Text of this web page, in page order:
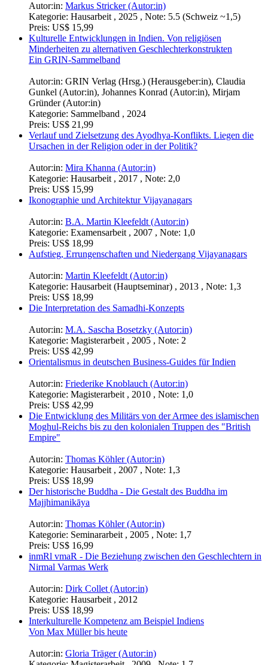
Autor:in: Markus Stricker (Autor:in)
Kategorie: Hausarbeit , 2025 , Note: 5.5 (Schweiz ~1,5)
Preis: US$ 15,99
Kulturelle Entwicklungen in Indien. Von religiösen
Minderheiten zu alternativen Geschlechterkonstrukten
Ein GRIN-Sammelband
Autor:in: GRIN Verlag (Hrsg.) (Herausgeber:in), Claudia
Gunkel (Autor:in), Johannes Konrad (Autor:in), Mirjam
Gründer (Autor:in)
Kategorie: Sammelband , 2024
Preis: US$ 21,99
Verlauf und Zielsetzung des Ayodhya-Konflikts. Liegen die
Ursachen in der Religion oder in der Politik?
Autor:in: Mira Khanna (Autor:in)
Kategorie: Hausarbeit , 2017 , Note: 2,0
Preis: US$ 15,99
Ikonographie und Architektur Vijayanagars
Autor:in: B.A. Martin Kleefeldt (Autor:in)
Kategorie: Examensarbeit , 2007 , Note: 1,0
Preis: US$ 18,99
Aufstieg, Errungenschaften und Niedergang Vijayanagars
Autor:in: Martin Kleefeldt (Autor:in)
Kategorie: Hausarbeit (Hauptseminar) , 2013 , Note: 1,3
Preis: US$ 18,99
Die Interpretation des Samadhi-Konzepts
Autor:in: M.A. Sascha Bosetzky (Autor:in)
Kategorie: Magisterarbeit , 2005 , Note: 2
Preis: US$ 42,99
Orientalismus in deutschen Business-Guides für Indien
Autor:in: Friederike Knoblauch (Autor:in)
Kategorie: Magisterarbeit , 2010 , Note: 1,0
Preis: US$ 42,99
Die Entwicklung des Militärs von der Armee des islamischen
Moghul-Reichs bis zu den kolonialen Truppen des "British
Empire"
Autor:in: Thomas Köhler (Autor:in)
Kategorie: Hausarbeit , 2007 , Note: 1,3
Preis: US$ 18,99
Der historische Buddha - Die Gestalt des Buddha im
Majjhimanikāya
Autor:in: Thomas Köhler (Autor:in)
Kategorie: Seminararbeit , 2005 , Note: 1,7
Preis: US$ 16,99
inmRl vmaR - Die Beziehung zwischen den Geschlechtern in
Nirmal Varmas Werk
Autor:in: Dirk Collet (Autor:in)
Kategorie: Hausarbeit , 2012
Preis: US$ 18,99
Interkulturelle Kompetenz am Beispiel Indiens
Von Max Müller bis heute
Autor:in: Gloria Träger (Autor:in)